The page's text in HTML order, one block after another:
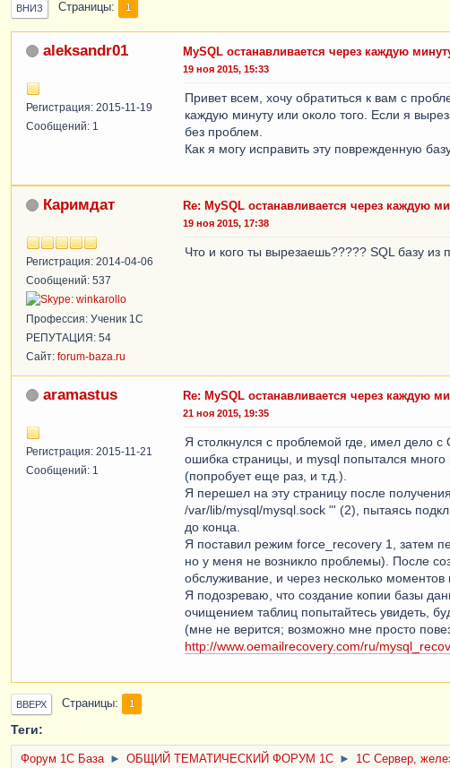
ВНИЗ Страницы 1
aleksandr01
Регистрация: 2015-11-19
Сообщений: 1
MySQL останавливается через каждую
19 ноя 2015, 15:33
Привет всем, хочу обратиться к вам с
каждую минуту или около того. Если я
без проблем.
Как я могу исправить эту поврежденную
Каримдат
Регистрация: 2014-04-06
Сообщений: 537
Профессия: Ученик 1С
РЕПУТАЦИЯ: 54
Сайт: forum-baza.ru
Re: MySQL останавливается через каждую
19 ноя 2015, 17:38
Что и кого ты вырезаешь????? SQL базу из
aramastus
Регистрация: 2015-11-21
Сообщений: 1
Re: MySQL останавливается через каждую
21 ноя 2015, 19:35
Я столкнулся с проблемой где, имел
ошибка страницы, и mysql попытался
(попробует еще раз, и т.д.).
Я перешел на эту страницу после
/var/lib/mysql/mysql.sock "' (2), пытаясь
до конца.
Я поставил режим force_recovery 1, затем
но у меня не возникло проблемы). После
обслуживание, и через несколько
Я подозреваю, что создание копии базы
очищением таблиц попытайтесь увидеть,
(мне не верится; возможно мне просто
http://www.oemailrecovery.com/ru/
ВВЕРХ Страницы 1
Теги:
Форум 1C База ► ОБЩИЙ ТЕМАТИЧЕСКИЙ ФОРУМ 1С ► 1С Сервер,